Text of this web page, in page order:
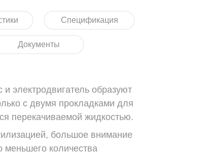
Спецификация
Документы
электродвигатель образуют
с двумя прокладками для
перекачиваемой жидкостью.
большое внимание
количества